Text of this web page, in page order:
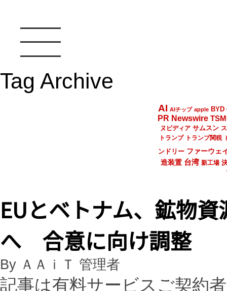
Tag Archive
AI AIチップ apple BYD
PR Newswire
ヌビディア サムスン
トランプ
トランプ関税
ンドリー ファーウェ
造装置 台湾 新工場
EUとベトナム、鉱物
へ 合意に向け調整
By ＡＡｉＴ 管理者
記事は有料サービスご契約